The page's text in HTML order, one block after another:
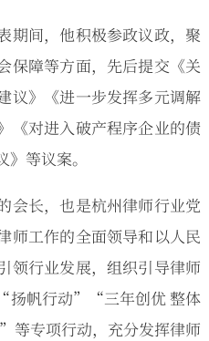
期间，他积极参政议政，聚
保障等方面，先后提交《关
议》《进一步发挥多元调解
《对进入破产程序企业的债
等议案。
会长，也是杭州律师行业党
师工作的全面领导和以人民
领行业发展，组织引导律师
帆行动”“三年创优 整体
专项行动，充分发挥律师